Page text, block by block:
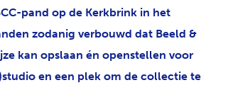
pand op de Kerkbrink in het
zodanig verbouwd dat Beeld &
kan opslaan én openstellen voor
en een plek om de collectie te